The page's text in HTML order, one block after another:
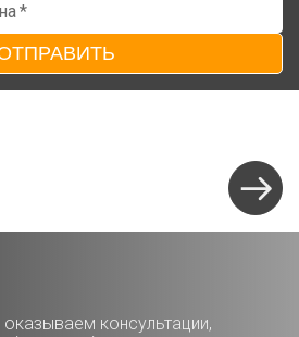
*
консультации,